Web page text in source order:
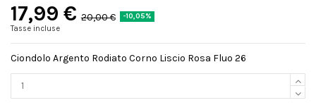
17,99 € 20,00 €
-10,05%
Tasse incluse
Ciondolo Argento Rodiato Corno Liscio Rosa Fluo 26